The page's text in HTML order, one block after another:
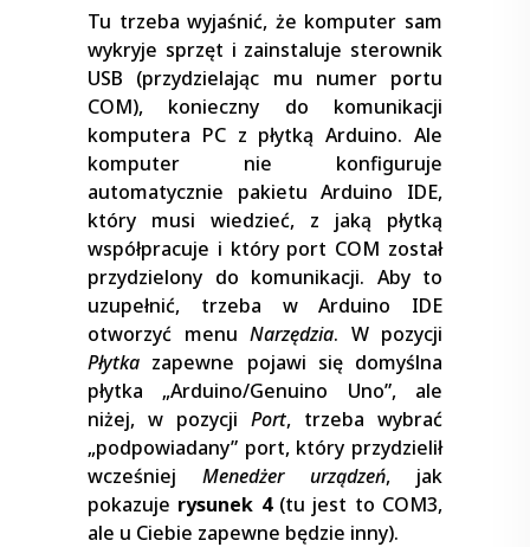
Tu trzeba wyjaśnić, że komputer sam
wykryje sprzęt i zainstaluje sterownik
USB (przydzielając mu numer portu
COM), konieczny do komunikacji
komputera PC z płytką Arduino. Ale
komputer nie konfiguruje
automatycznie pakietu Arduino IDE,
który musi wiedzieć, z jaką płytką
współpracuje i który port COM został
przydzielony do komunikacji. Aby to
uzupełnić, trzeba w Arduino IDE
otworzyć menu Narzędzia. W pozycji
Płytka zapewne pojawi się domyślna
płytka „Arduino/Genuino Uno”, ale
niżej, w pozycji Port, trzeba wybrać
„podpowiadany” port, który przydzielił
wcześniej Menedżer urządzeń, jak
pokazuje rysunek 4(tu jest to COM3,
ale u Ciebie zapewne będzie inny).